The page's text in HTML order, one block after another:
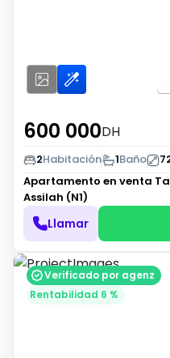
600 000DH
2Habitación 1Baño
Apartamento en venta
Assilah (N1)
Llamar
Verificado por agenz
Rentabilidad 6 %